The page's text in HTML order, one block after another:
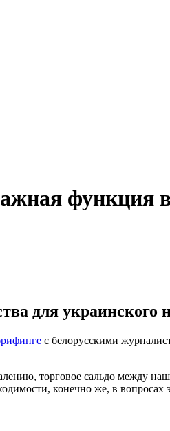
функция
для украинского
с белорусскими
торговое сальдо между
конечно же, в